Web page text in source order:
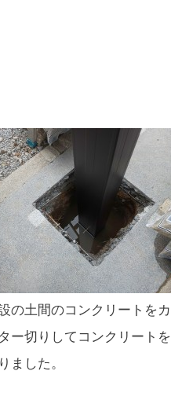
の土間のコンクリートをカ
ー切りしてコンクリートを
ました。